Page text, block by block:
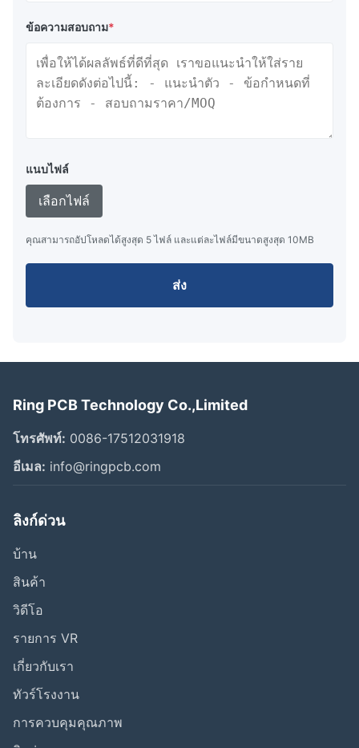
ข้อความสอบถาม*
แนบไฟล์
เลือกไฟล์
คุณสามารถอัปโหลดได้สูงสุด 5 ไฟล์ และแต่ละไฟล์มีขนาดสูงสุด 10MB
ส่ง
Ring PCB Technology Co.,Limited
โทรศัพท์: 0086-17512031918
อีเมล: info@ringpcb.com
ลิงก์ด่วน
บ้าน
สินค้า
วิดีโอ
รายการ VR
เกี่ยวกับเรา
ทัวร์โรงงาน
การควบคุมคุณภาพ